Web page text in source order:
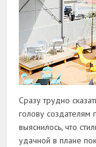
Сразу трудно
голову создателям
выяснилось, что
удачной в плане